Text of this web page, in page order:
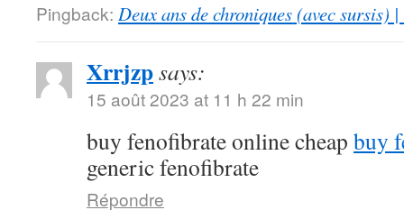
Pingback: Deux ans de chroniques (avec sursis)
Xrrjzpsays:
15 août 2023 at 11 h 22 min
buy fenofibrate online cheap buy
generic fenofibrate
Répondre